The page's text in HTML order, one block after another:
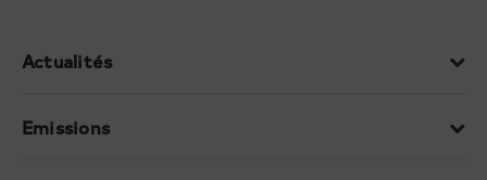
Actualités
Emissions